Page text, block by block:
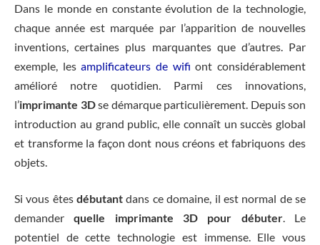
Dans le monde en constante évolution de la technologie,
chaque année est marquée par l’apparition de nouvelles
inventions, certaines plus marquantes que d’autres. Par
exemple, lesamplificateurs de wifi ont considérablement
amélioré notre quotidien. Parmi ces innovations,
l’imprimante 3Dse démarque particulièrement. Depuis son
introduction au grand public, elle connaît un succès global
et transforme la façon dont nous créons et fabriquons des
objets.
Si vous êtesdébutant dans ce domaine, il est normal de se
demanderquelle imprimante 3D pour débuter. Le
potentiel de cette technologie est immense. Elle vous